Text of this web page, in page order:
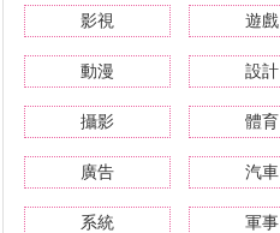
影視 遊戲
動漫 設計
攝影 體育
廣告 汽車
系統 軍事